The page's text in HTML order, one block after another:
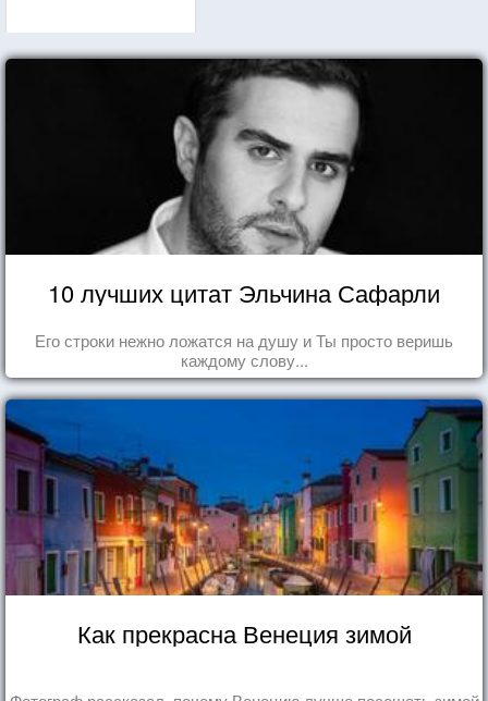
10 лучших цитат Эльчина Сафарли
Его строки нежно ложатся на душу и Ты просто веришь
каждому слову...
Как прекрасна Венеция зимой